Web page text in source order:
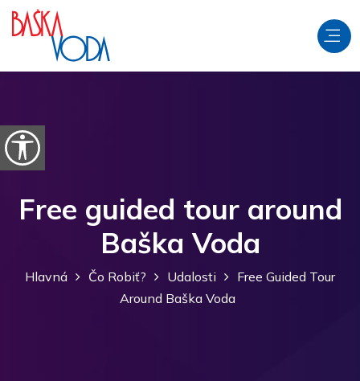
Preskočiť na obsah
Otvorte možnosti dostupnosti
Free guided tour around
Baška Voda
Hlavná Čo Robiť? Udalosti
Free Guided Tour
Around Baška Voda